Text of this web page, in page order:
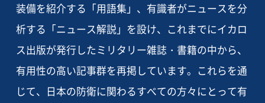
装備を紹介する「用語集」、有識者がニュースを分
析する「ニュース解説」を設け、これまでにイカロ
ス出版が発行したミリタリー雑誌・書籍の中から、
有用性の高い記事群を再掲しています。これらを通
じて、日本の防衛に関わるすべての方々にとって有